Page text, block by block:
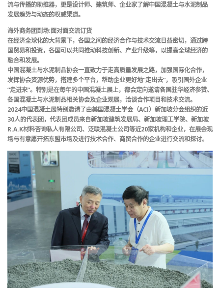
流与传播的助推器，更是设计师、建筑师、企业家了解中国混凝土与水泥制品
发展趋势与动态的权威渠道。
海外商务团到场:面对面交流订货
在经济全球化的大背景下，各国之间的经济合作与技术交流日益密切，通过跨
国贸易和投资，各国可以共同推动科技创新、产业升级等，以提高全球经济的
融合和发展。
中国混凝土与水泥制品协会一直致力于走高质量发展之路，加强国际化合作，
发挥协会资源优势，搭建多个平台，帮助企业更好地“走出去”，吸引国外企业
“走进来”。特别是在每年的中国混凝土展上，都会定向邀请各国驻华经济参赞、
各国混凝土与水泥制品相关协会及企业观展，洽谈合作项目和技术交流。
2024中国混凝土展特别邀请了由美国混凝土学会（ACI）新加坡分会组织的近
30人的代表团，代表团成员来自新加坡建筑发展局、新加坡理工学院、新加坡
R.A.K材料咨询私人有限公司、泛联混凝土公司等近20家机构和企业，在展会现
场与有意愿开拓东盟市场及进行技术合作、商贸合作的企业进行交流和探讨。